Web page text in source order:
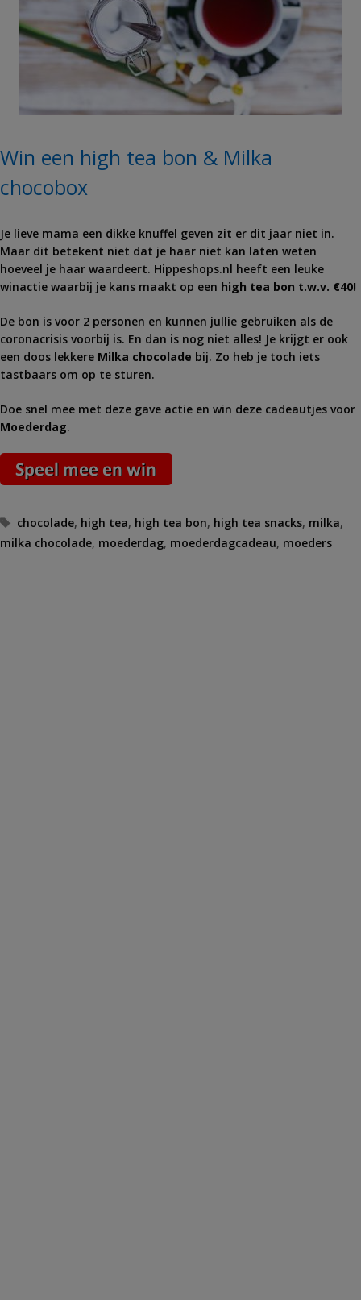
Win een high tea bon & Milka
chocobox
Je lieve mama een dikke knuffel geven zit er dit jaar niet in.
Maar dit betekent niet dat je haar niet kan laten weten
hoeveel je haar waardeert. Hippeshops.nl heeft een leuke
winactie waarbij je kans maakt op een high tea bon t.w.v. €40!
De bon is voor 2 personen en kunnen jullie gebruiken als de
coronacrisis voorbij is. En dan is nog niet alles! Je krijgt er ook
een doos lekkere Milka chocolade bij. Zo heb je toch iets
tastbaars om op te sturen.
Doe snel mee met deze gave actie en win deze cadeautjes voor
Moederdag.
Tags
chocolade, high tea, high tea bon, high tea snacks, milka,
milka chocolade, moederdag, moederdagcadeau, moeders